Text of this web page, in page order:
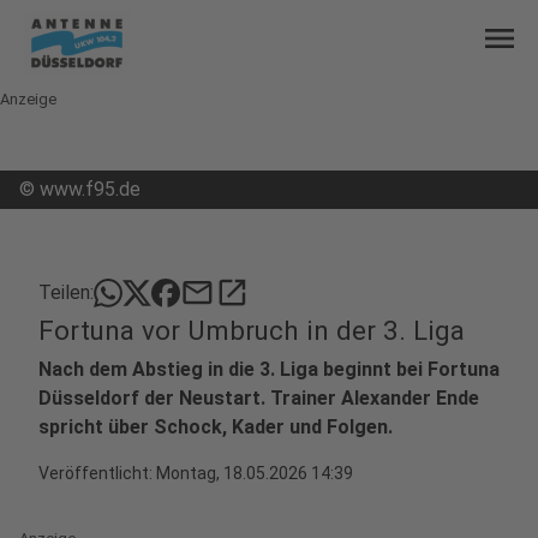
menu
Anzeige
© www.f95.de
Teilen: mailopen_in_new
Fortuna vor Umbruch in der 3. Liga
Nach dem Abstieg in die 3. Liga beginnt bei Fortuna
Düsseldorf der Neustart. Trainer Alexander Ende
spricht über Schock, Kader und Folgen.
Veröffentlicht: Montag, 18.05.2026 14:39